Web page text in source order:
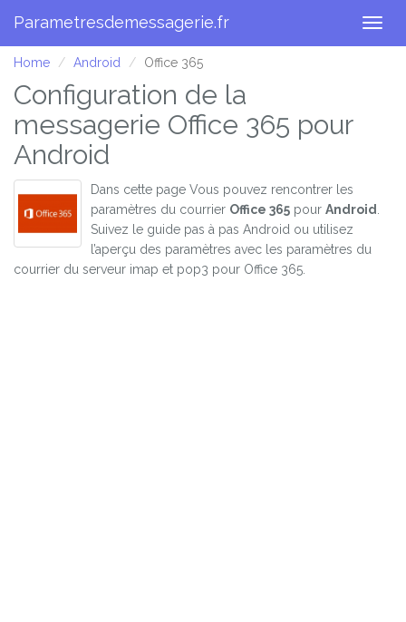
Parametresdemessagerie.fr
Home Android Office 365
Configuration de la
messagerie Office 365 pour
Android
Dans cette page Vous pouvez rencontrer les
paramètres du courrier Office 365 pour Android
Suivez le guide pas à pas Android ou utilisez
l’aperçu des paramètres avec les paramètres du
courrier du serveur imap et pop3 pour Office 365.